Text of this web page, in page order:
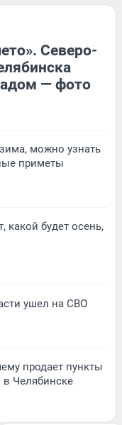
Северо-
— фото
можно узнать
приметы
какой будет осень,
ушел на СВО
продает пункты
в Челябинске